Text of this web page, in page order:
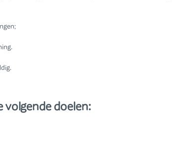
volgende doelen: